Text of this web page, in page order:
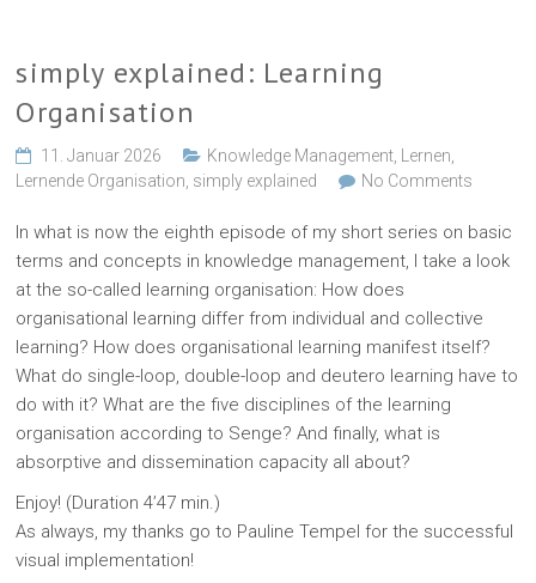
simply explained: Learning
Organisation
11. Januar 2026 Knowledge Management Lernen
Lernende Organisation simply explained No Comments
In what is now the eighth episode of my short series on basic
terms and concepts in knowledge management, I take a look
at the so-called learning organisation: How does
organisational learning differ from individual and collective
learning? How does organisational learning manifest itself?
What do single-loop, double-loop and deutero learning have to
do with it? What are the five disciplines of the learning
organisation according to Senge? And finally, what is
absorptive and dissemination capacity all about?
Enjoy! (Duration 4’47 min.)
As always, my thanks go to Pauline Tempel for the successful
visual implementation!